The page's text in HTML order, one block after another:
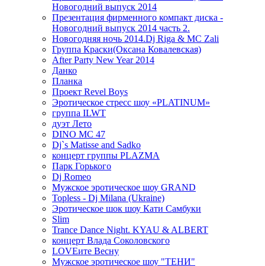
Новогодний выпуск 2014
Презентация фирменного компакт диска -
Новогодний выпуск 2014 часть 2.
Новогодняя ночь 2014.Dj Riga & MC Zali
Группа Краски(Оксана Ковалевская)
After Party New Year 2014
Данко
Планка
Проект Revel Boys
Эротическое стресс шоу «PLATINUM»
группа ILWT
дуэт Лето
DINO MC 47
Dj`s Matisse and Sadko
концерт группы PLAZMA
Парк Горького
Dj Romeo
Мужское эротическое шоу GRAND
Topless - Dj Milana (Ukraine)
Эротическое шок шоу Кати Самбуки
Slim
Trance Dance Night. KYAU & ALBERT
концерт Влада Соколовского
LOVEите Весну
Мужское эротическое шоу "ТЕНИ"